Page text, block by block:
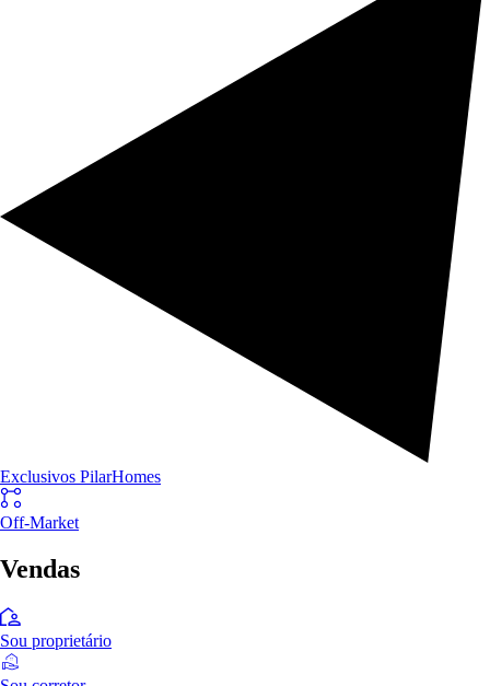
Exclusivos PilarHomes
Off-Market
Vendas
Sou proprietário